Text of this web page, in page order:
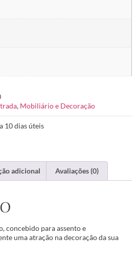
, Mobiliário e Decoração
10 dias úteis
adicional Avaliações (0)
concebido para assento e
uma atração na decoração da sua